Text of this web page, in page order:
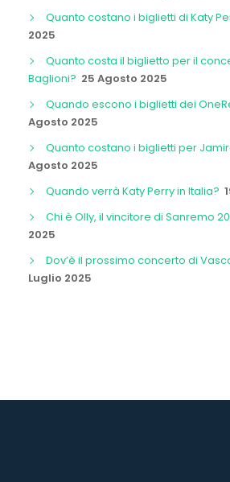
Quanto costano i biglietti di Katy
2025
Quanto costa il biglietto per il
Baglioni? 25 Agosto 2025
Quando escono i biglietti dei
Agosto 2025
Quanto costano i biglietti per
Agosto 2025
Quando verrà Katy Perry in Italia?
Chi è Olly, il vincitore di Sanremo
2025
Dov’è il prossimo concerto di
Luglio 2025